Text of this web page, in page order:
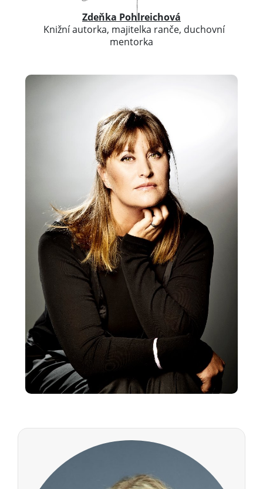
Zdeňka Pohlreichová
Knižní autorka, majitelka ranče, duchovní
mentorka